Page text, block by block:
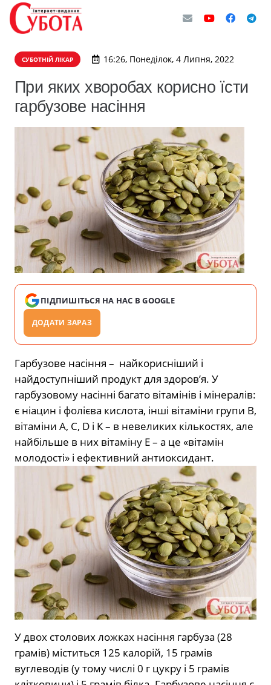
СУБОТНІЙ ЛІКАР 16:26, Понеділок, 4 Липня, 2022
При яких хворобах корисно їсти
гарбузове насіння
ПІДПИШІТЬСЯ НА НАС В GOOGLE
ДОДАТИ ЗАРАЗ
Гарбузове насіння – найкорисніший і
найдоступніший продукт для здоров’я. У
гарбузовому насінні багато вітамінів і мінералів:
є ніацин і фолієва кислота, інші вітаміни групи В,
вітаміни А, С, D і К – в невеликих кількостях, але
найбільше в них вітаміну Е – а це «вітамін
молодості» і ефективний антиоксидант.
У двох столових ложках насіння гарбуза (28
грамів) міститься 125 калорій, 15 грамів
вуглеводів (у тому числі 0 г цукру і 5 грамів